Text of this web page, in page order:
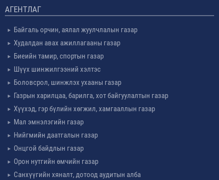
АГЕНТЛАГ
Байгаль орчин, аялал жуулчлалын газар
Худалдан авах ажиллагааны газар
Биеийн тамир, спортын газар
Шүүх шинжилгээний хэлтэс
Боловсрол, шинжлэх ухааны газар
Газрын харилцаа, барилга, хот байгуулалтын газар
Хүүхэд, гэр бүлийн хөгжил, хамгааллын газар
Мал эмнэлэгийн газар
Нийгмийн даатгалын газар
Онцгой байдлын газар
Орон нутгийн өмчийн газар
Санхүүгийн хяналт, дотоод аудитын алба